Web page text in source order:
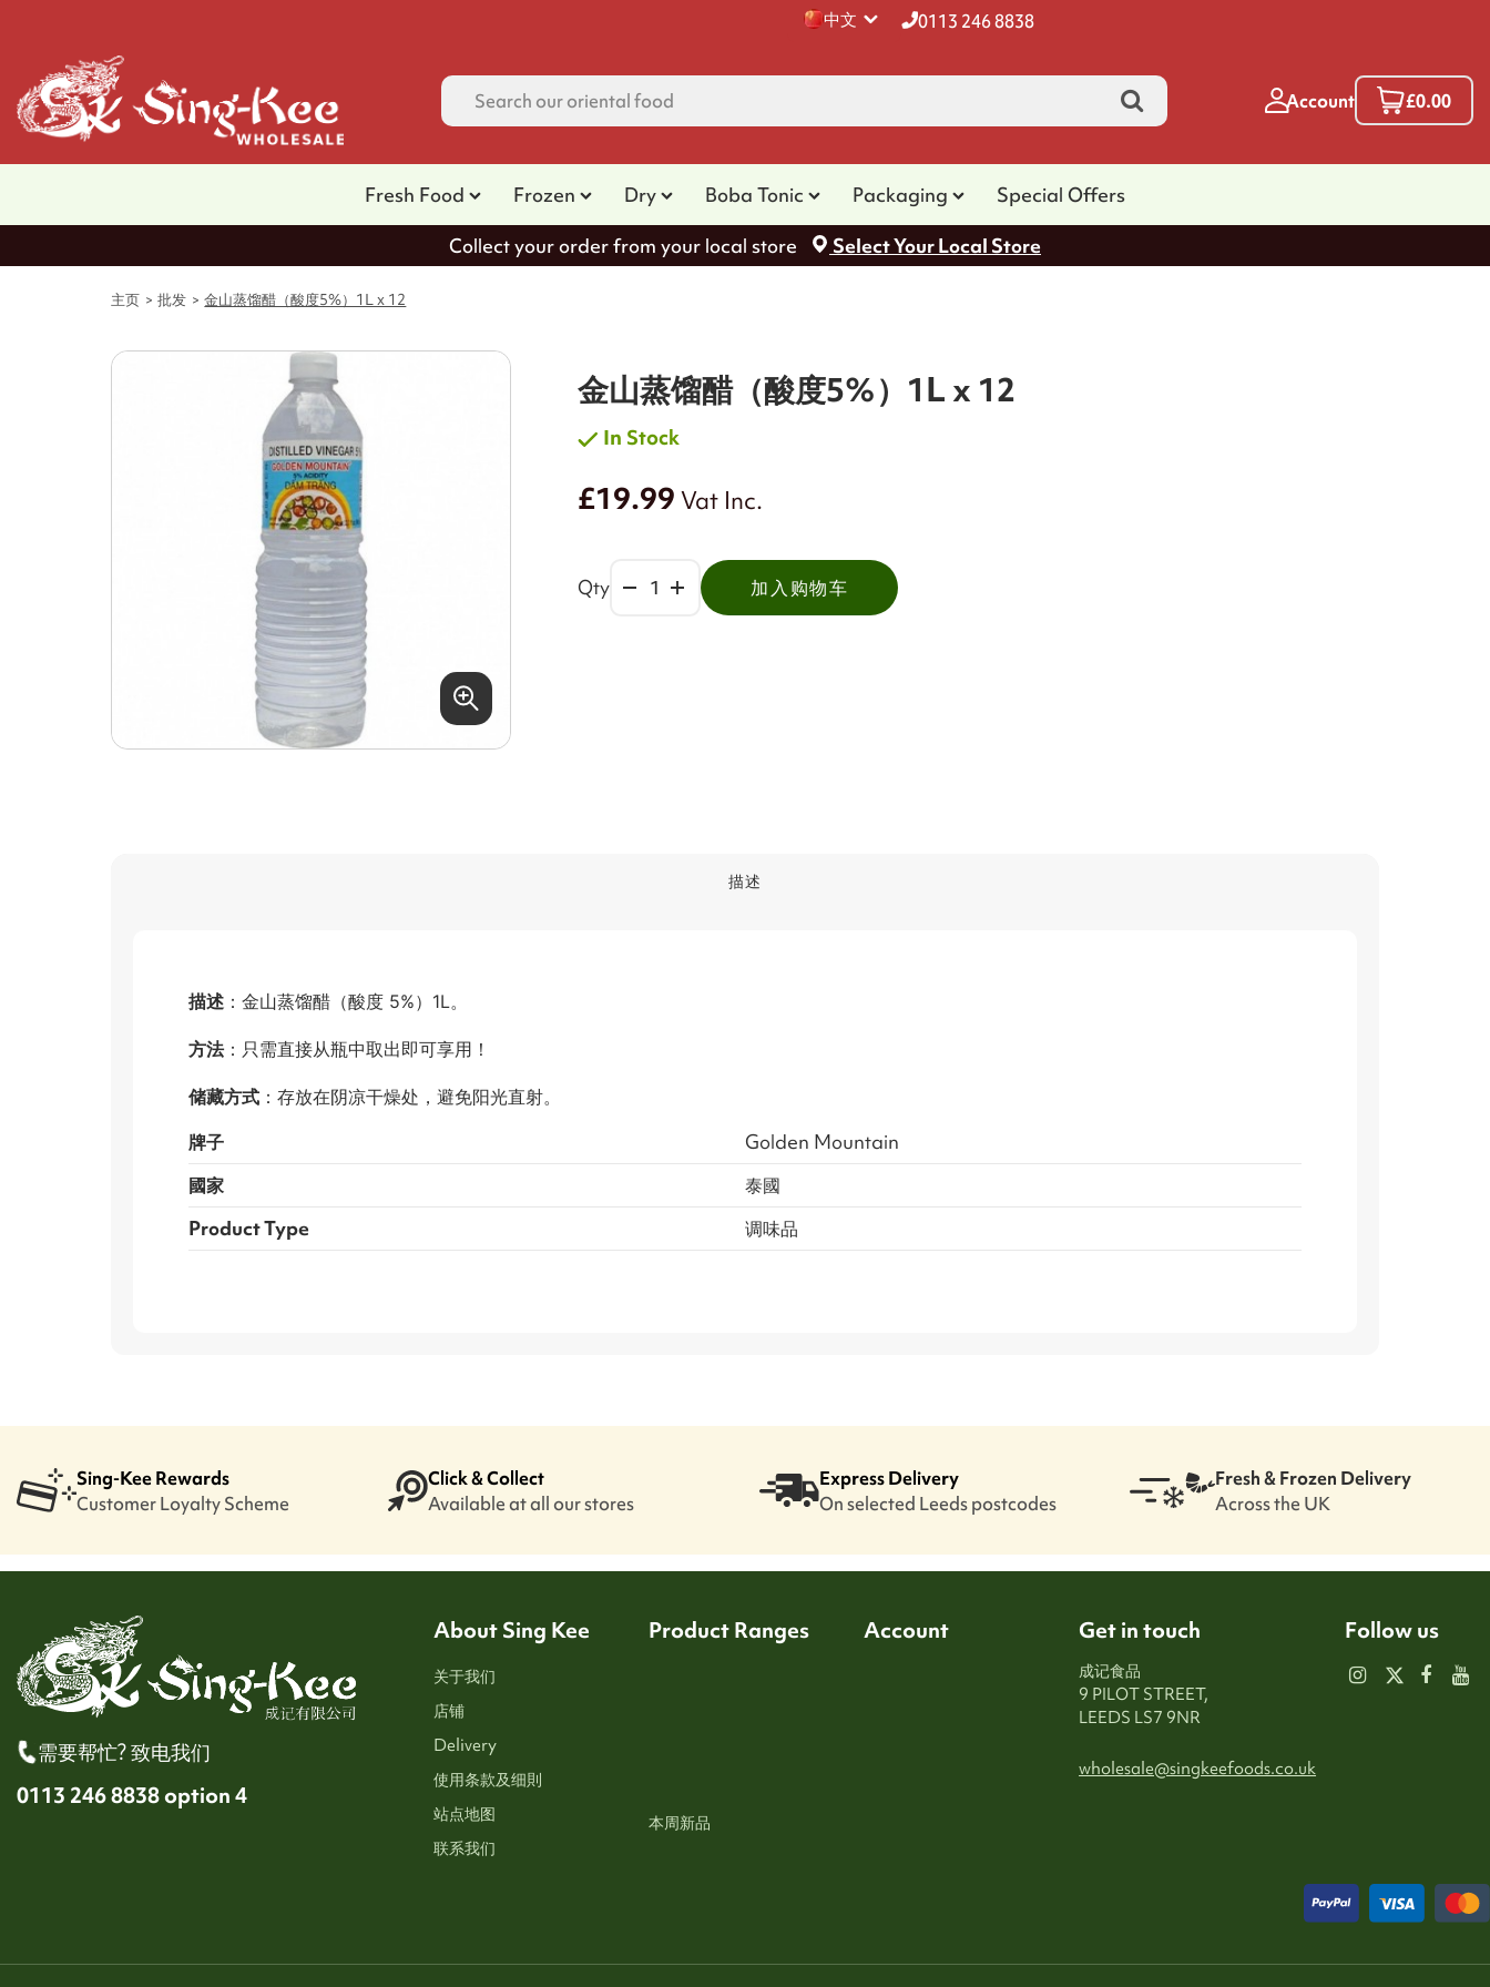
中文 0113 246 8838
Account £0.00
Fresh Food Frozen Dry Boba Tonic Packaging
Special Offers
Collect your order from your local store
Select Your Local Store
主页 批发 金山蒸馏醋（酸度5%）1L x 12
金山蒸馏醋（酸度5%）1L x 12
In Stock
£19.99Vat Inc.
Qty 加入购物车
描述
描述 ：金山蒸馏醋（酸度 5%）1L。
方法：只需直接从瓶中取出即可享用！
储藏方式 ：存放在阴凉干燥处，避免阳光直射。
牌子
Golden Mountain
國家
泰國
Product Type
调味品
Sing-Kee Rewards
Customer Loyalty Scheme
Click & Collect
Available at all our stores
Express Delivery
On selected Leeds postcodes
Fresh & Frozen Delivery
Across the UK
需要帮忙? 致电我们
0113 246 8838 option 4
About Sing Kee
关于我们
店铺
Delivery
使用条款及细則
站点地图
联系我们
Product Ranges
本周新品
Account Get in touch
成记食品
9 PILOT STREET,
LEEDS LS7 9NR
wholesale@singkeefoods.co.uk
Follow us